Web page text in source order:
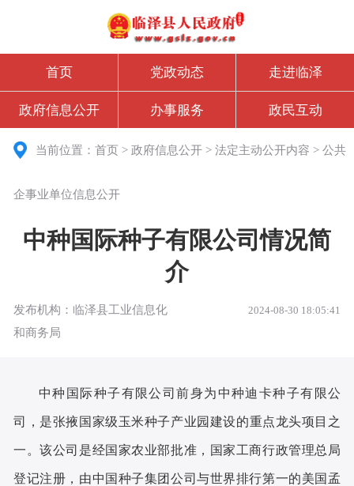
首页 党政动态 走进临泽
政府信息公开 办事服务 政民互动
当前位置：首页 >政府信息公开 >法定主动公开内容 >公共
企事业单位信息公开
中种国际种子有限公司情况简
介
发布机构：临泽县工业信息化
和商务局
2024-08-30 18:05:41
中种国际种子有限公司前身为中种迪卡种子有限公
司， 是张掖国家级玉米种子产业园建设的重点龙头项目之
一。该公司是经国家农业部批准，国家工商行政管理总局
登记注册，由中国种子集团公司与世界排行第一的美国孟